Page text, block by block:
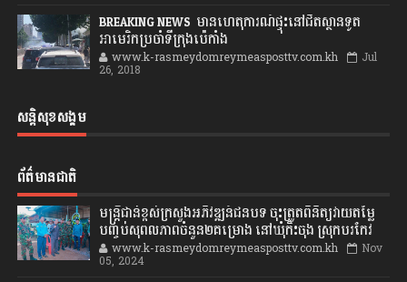
BREAKING NEWS: មានហេតុការណ៍ផ្ទុះនៅជិតស្ថានទូត
អាមេរិកប្រចាំទីក្រុងប៉េកាំង
www.k-rasmeydomreymeasposttv.com.kh Jul
26, 2018
សន្តិសុខសង្គម
ព័ត៌មានជាតិ
មន្ត្រីជាន់ខ្ពស់ក្រសួងអភិវឌ្ឍន៍ជនបទ ចុះត្រួតពិនិត្យវាយតម្លៃ
បញ្ចប់សុពលភាពចំនួន២គម្រោង នៅឃុំកិះចុង ស្រុកបរកែវ
www.k-rasmeydomreymeasposttv.com.kh Nov
05, 2024